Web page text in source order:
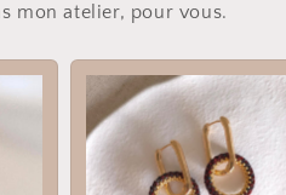
mon atelier, pour vous.